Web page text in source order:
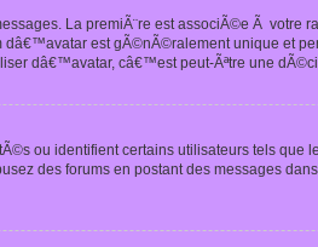
La premiÃ¨re est associÃ©e Ã
dâ€™avatar est gÃ©nÃ©ralement unique
dâ€™avatar, câ€™est peut-Ãªtre une
ou identifient certains utilisateurs tels
des forums en postant des messages